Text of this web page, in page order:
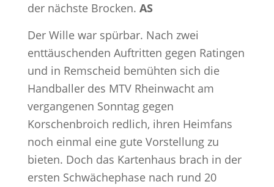
der nächste Brocken. AS
Der Wille war spürbar. Nach zwei
enttäuschenden Auftritten gegen Ratingen
und in Remscheid bemühten sich die
Handballer des MTV Rheinwacht am
vergangenen Sonntag gegen
Korschenbroich redlich, ihren Heimfans
noch einmal eine gute Vorstellung zu
bieten. Doch das Kartenhaus brach in der
ersten Schwächephase nach rund 20